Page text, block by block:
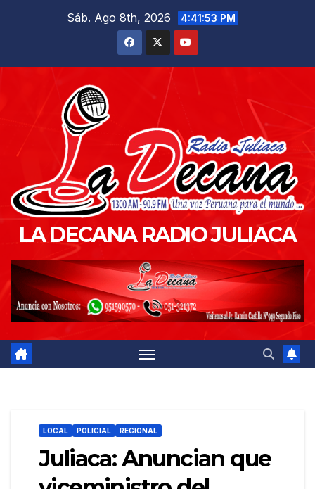
Sáb. Ago 8th, 2026 4:41:54 PM
LA DECANA RADIO JULIACA
LOCAL POLICIAL REGIONAL
Juliaca: Anuncian que